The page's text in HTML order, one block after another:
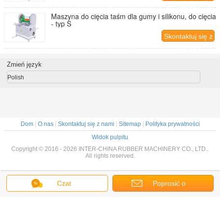
nami
Maszyna do cięcia taśm dla gumy i silikonu, do cięcia
- typ S
Skontaktuj się z
nami
Czat Poprosić o
Zmień język
Polish
Dom| O nas| Skontaktuj się z nami Sitemap|
Polityka prywatności
Widok pulpitu
Copyright © 2016 - 2026 INTER-CHINA RUBBER MACHINERY CO., LTD..
All rights reserved.